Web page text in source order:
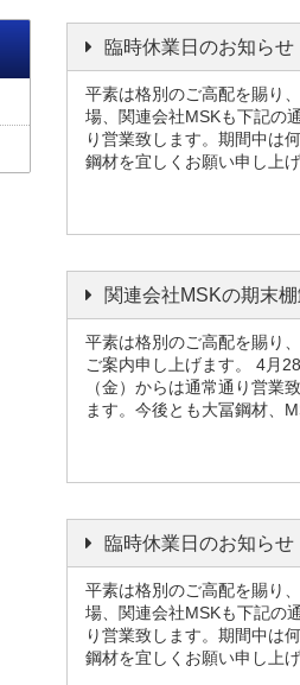
臨時休業日のお知らせ
平素は格別のご高配を賜り
場、関連会社MSKも下記の
り営業致します。期間中は
鋼材を宜しくお願い申し上げ
関連会社MSKの期末
平素は格別のご高配を賜り
ご案内申し上げます。 4月
（金）からは通常通り営業
ます。今後とも大冨鋼材、
臨時休業日のお知らせ
平素は格別のご高配を賜り
場、関連会社MSKも下記の
り営業致します。期間中は
鋼材を宜しくお願い申し上げ